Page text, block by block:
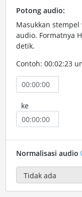
Potong audio:
Masukkan
audio. Formatnya
detik.
Contoh: 00:02:23
ke
Normalisasi audio